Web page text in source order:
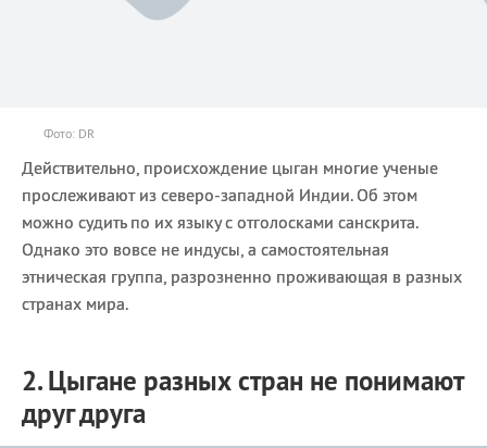
Фото: DR
Действительно, происхождение цыган многие ученые
прослеживают из северо-западной Индии. Об этом
можно судить по их языку с отголосками санскрита.
Однако это вовсе не индусы, а самостоятельная
этническая группа, разрозненно проживающая в разных
странах мира.
2. Цыгане разных стран не понимают
друг друга